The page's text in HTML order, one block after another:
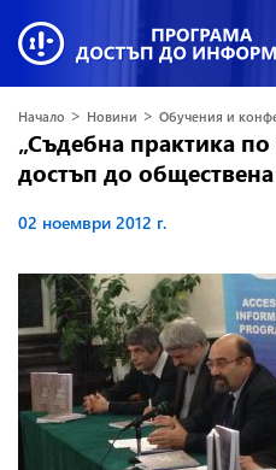
Начало > Новини > Обучения и
„Съдебна практика по
достъп до
02 ноември 2012 г.